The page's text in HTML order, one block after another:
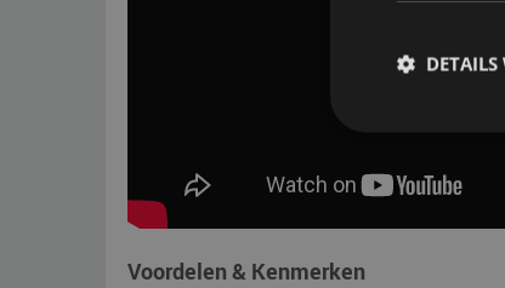
Voordelen & Kenmerken
DETAILS